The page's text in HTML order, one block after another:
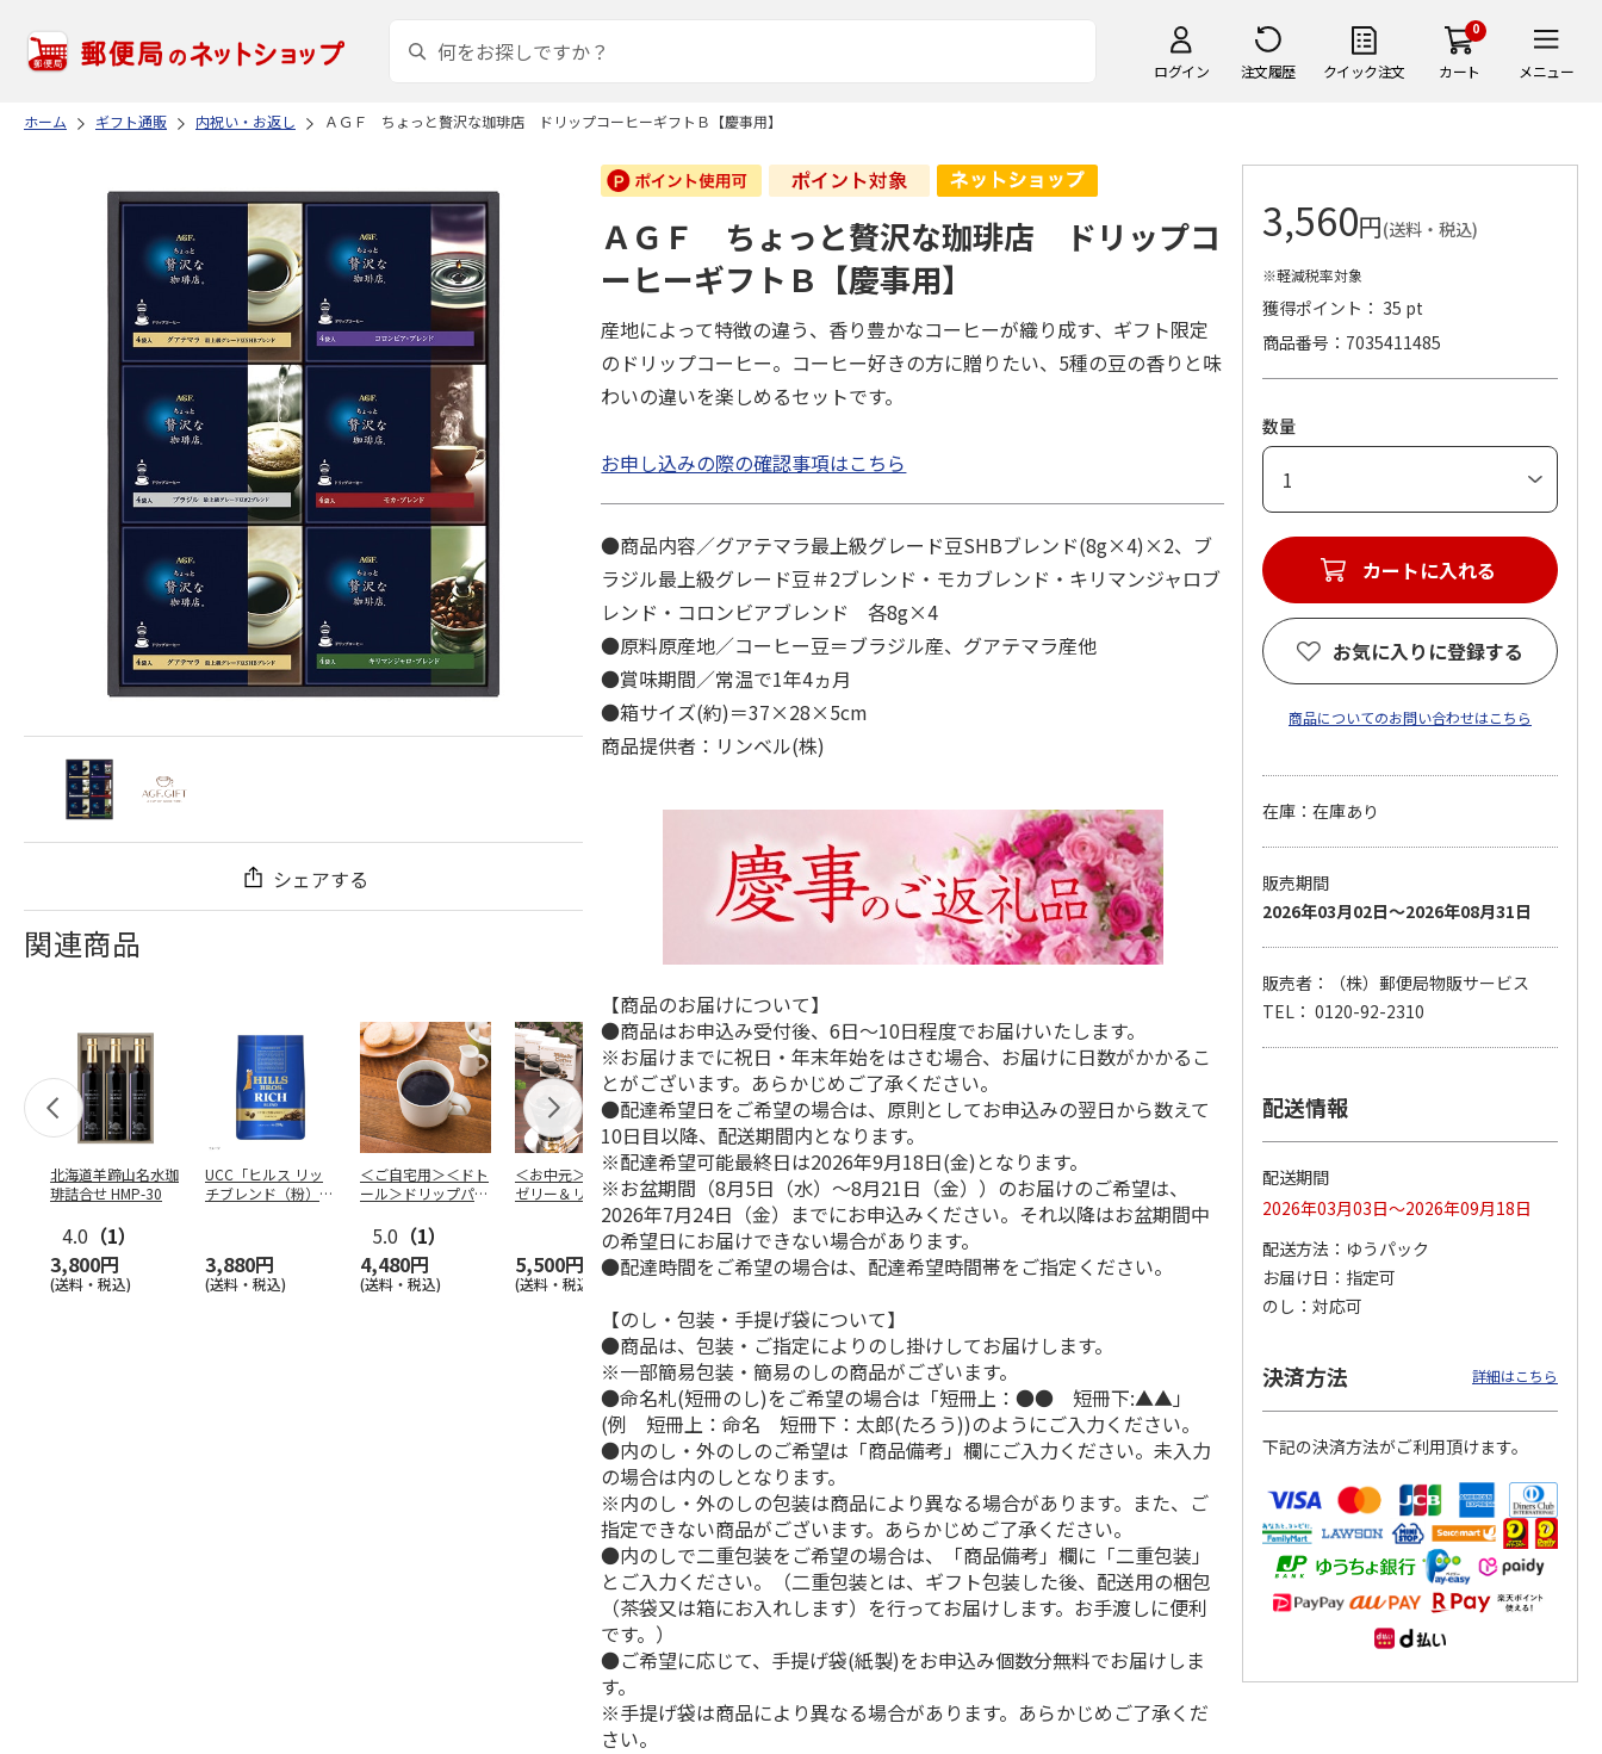
ログイン 注文履歴 クイック注文
0
カート メニュー
ホーム ギフト通販 内祝い・お返し ＡＧＦ ちょっと贅沢な珈琲店 ドリップコーヒーギフトＢ【慶事用】
シェアする
関連商品
北海道羊蹄山名水珈
琲詰合せ HMP-30
4.0 （1）
3,800円
(送料・税込)
UCC「ヒルス リッ
チブレンド（粉）」
3,880円
(送料・税込)
＜ご自宅用＞＜ドト
ール＞ドリップパッ
１０…
5.0 （1）
4,480円
(送料・税込)
＜お中元＞コーヒー
ゼリー＆リキッドコ
5,500円
(送料・税込)
＜お中元＞無糖アイ
スコーヒー４本
3,780円
(送料・税込)
＜お中元＞無糖アイ
スコーヒー１２本
6,980円
mikiya coffee
『With Flowers』
黄…
2,350円
(送料・税込)
＜お中元＞アイスコ
ーヒーセット
4,320円
スターバックス オ
ヒーギフトＡ【弔事
4.0
（1）
1,580円
(送料・税込)
赤…
ＡＧＦ ちょっと贅沢な珈琲店 ドリップコ
ーヒーギフトＢ【慶事用】
産地によって特徴の違う、香り豊かなコーヒーが織り成す、ギフト限定
のドリップコーヒー。コーヒー好きの方に贈りたい、5種の豆の香りと味
わいの違いを楽しめるセットです。
お申し込みの際の確認事項はこちら
●商品内容／グアテマラ最上級グレード豆SHBブレンド(8g×4)×2、ブ
ラジル最上級グレード豆＃2ブレンド・モカブレンド・キリマンジャロブ
レンド・コロンビアブレンド 各8g×4
●原料原産地／コーヒー豆＝ブラジル産、グアテマラ産他
●賞味期間／常温で1年4ヵ月
●箱サイズ(約)＝37×28×5cm
商品提供者：リンベル(株)
【商品のお届けについて】
●商品はお申込み受付後、6日～10日程度でお届けいたします。
※お届けまでに祝日・年末年始をはさむ場合、お届けに日数がかかるこ
とがございます。あらかじめご了承ください。
●配達希望日をご希望の場合は、原則としてお申込みの翌日から数えて
10日目以降、配送期間内となります。
※配達希望可能最終日は2026年9月18日(金)となります。
※お盆期間（8月5日（水）～8月21日（金））のお届けのご希望は、
2026年7月24日（金）までにお申込みください。それ以降はお盆期間中
の希望日にお届けできない場合があります。
●配達時間をご希望の場合は、配達希望時間帯をご指定ください。
【のし・包装・手提げ袋について】
●商品は、包装・ご指定によりのし掛けしてお届けします。
※一部簡易包装・簡易のしの商品がございます。
●命名札(短冊のし)をご希望の場合は「短冊上：●● 短冊下:▲▲」
(例 短冊上：命名 短冊下：太郎(たろう))のようにご入力ください。
●内のし・外のしのご希望は「商品備考」欄にご入力ください。未入力
の場合は内のしとなります。
※内のし・外のしの包装は商品により異なる場合があります。また、ご
指定できない商品がございます。あらかじめご了承ください。
●内のしで二重包装をご希望の場合は、「商品備考」欄に「二重包装」
とご入力ください。（二重包装とは、ギフト包装した後、配送用の梱包
（茶袋又は箱にお入れします）を行ってお届けします。お手渡しに便利
です。）
●ご希望に応じて、手提げ袋(紙製)をお申込み個数分無料でお届けしま
す。
※手提げ袋は商品により異なる場合があります。あらかじめご了承くだ
さい。
3,560円(送料・税込)
※軽減税率対象
獲得ポイント： 35 pt
商品番号
7035411485
数量
カートに入れる
お気に入りに登録する
商品についてのお問い合わせはこちら
在庫：在庫あり
販売期間
2026年03月02日～2026年08月31日
販売者：（株）郵便局物販サービス
TEL： 0120-92-2310
配送情報
配送期間
2026年03月03日～2026年09月18日
配送方法
ゆうパック
お届け日
指定可
のし
対応可
決済方法 詳細はこちら
下記の決済方法がご利用頂けます。